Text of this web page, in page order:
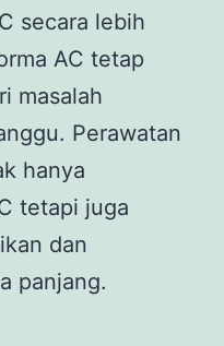
secara lebih
AC tetap
masalah
Perawatan
hanya
tetapi juga
dan
panjang.